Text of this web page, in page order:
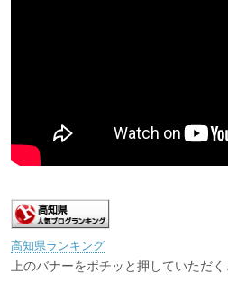
高知県ランキング
上のバナーをポチッと押していただ